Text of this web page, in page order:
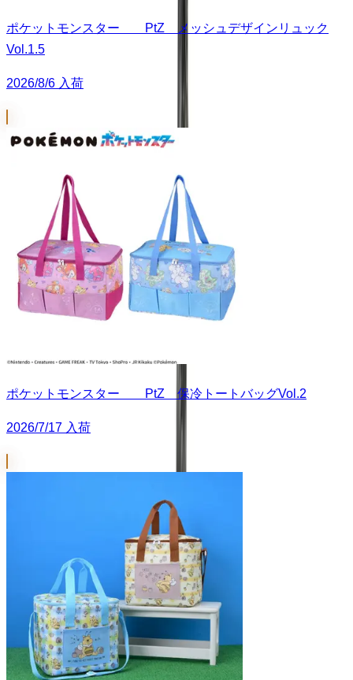
ポケットモンスター PtZ メッシュデザインリュック
Vol.1.5
2026/8/6 入荷
ポケットモンスター PtZ 保冷トートバッグVol.2
2026/7/17 入荷